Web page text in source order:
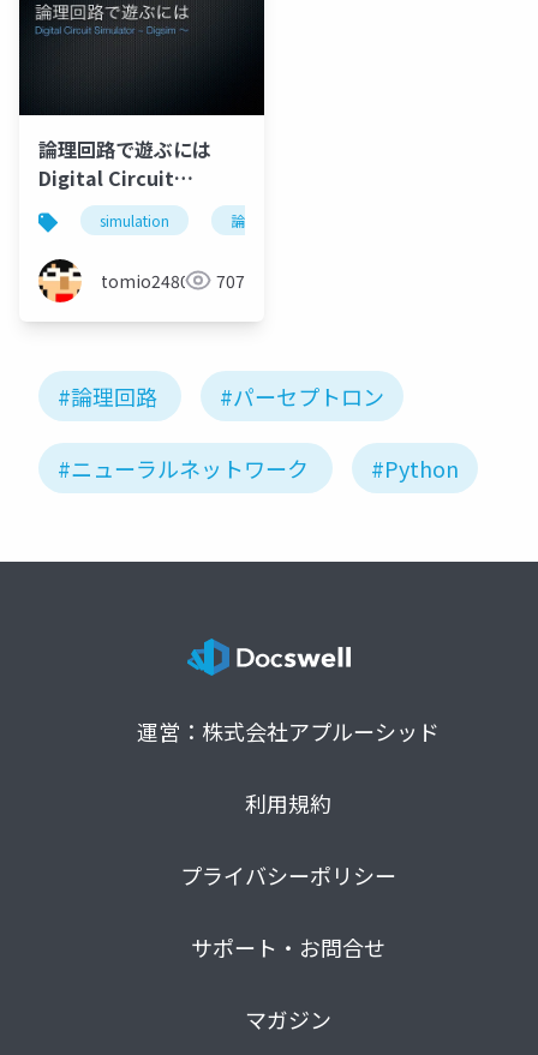
論理回路で遊ぶには
Digital Circuit
Simulator ~ Digsim ~
simulation 論理回路
tomio2480 707
#論理回路 #パーセプトロン
#ニューラルネットワーク #Python
運営：株式会社アプルーシッド
利用規約
プライバシーポリシー
サポート・お問合せ
マガジン